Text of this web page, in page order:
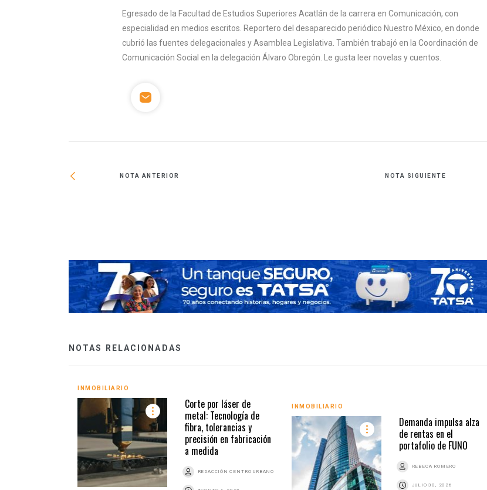
Egresado de la Facultad de Estudios Superiores Acatlán de la carrera en Comunicación, con
especialidad en medios escritos. Reportero del desaparecido periódico Nuestro México, en donde
cubrió las fuentes delegacionales y Asamblea Legislativa. También trabajó en la Coordinación de
Comunicación Social en la delegación Álvaro Obregón. Le gusta leer novelas y cuentos.
NOTA ANTERIOR NOTA SIGUIENTE
NOTAS RELACIONADAS
INMOBILIARIO
Corte por láser de
metal: Tecnología de
fibra, tolerancias y
precisión en fabricación
a medida
REDACCIÓN CENTRO URBANO
INMOBILIARIO
Demanda impulsa alza
de rentas en el
portafolio de FUNO
REBECA ROMERO
JULIO 30, 2026